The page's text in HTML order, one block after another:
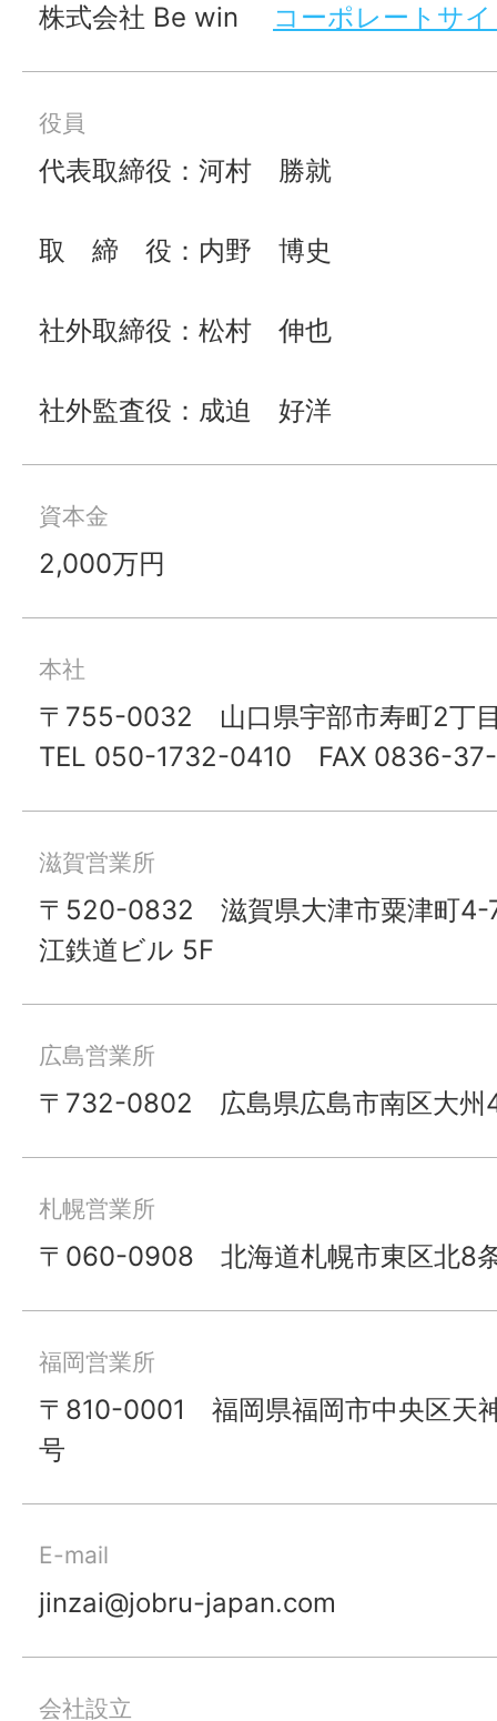
株式会社 Be win コーポレートサ
役員
代表取締役：河村 勝就
取 締 役：内野 博史
社外取締役：松村 伸也
社外監査役：成迫 好洋
資本金
2,000万円
本社
〒755-0032 山口県宇部市寿町2丁
TEL 050-1732-0410 FAX 0836-
滋賀営業所
〒520-0832 滋賀県大津市粟津町
江鉄道ビル 5F
広島営業所
〒732-0802 広島県広島市南区大州
札幌営業所
〒060-0908 北海道札幌市東区北8
福岡営業所
〒810-0001 福岡県福岡市中央区天
号
E-mail
jinzai@jobru-japan.com
会社設立